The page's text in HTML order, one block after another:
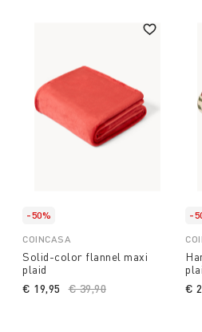
-50%
COINCASA
Solid-color flannel maxi
plaid
Price reduced from
€ 39,90
€ 19,95
-
€